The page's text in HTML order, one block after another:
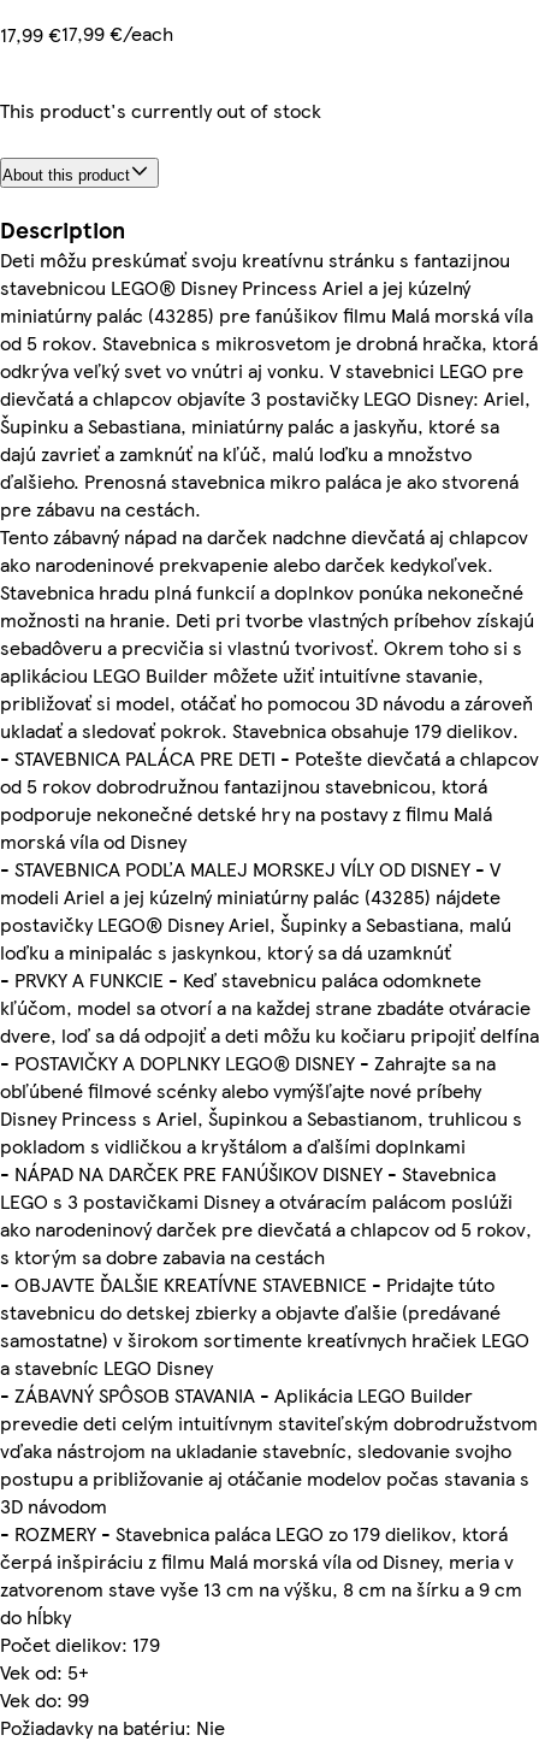
17,99 €17,99 €/each
This product's currently out of stock
About this product
Description
Deti môžu preskúmať svoju kreatívnu stránku s fantazijnou
stavebnicou LEGO® Disney Princess Ariel a jej kúzelný
miniatúrny palác (43285) pre fanúšikov filmu Malá morská víla
od 5 rokov. Stavebnica s mikrosvetom je drobná hračka, ktorá
odkrýva veľký svet vo vnútri aj vonku. V stavebnici LEGO pre
dievčatá a chlapcov objavíte 3 postavičky LEGO Disney: Ariel,
Šupinku a Sebastiana, miniatúrny palác a jaskyňu, ktoré sa
dajú zavrieť a zamknúť na kľúč, malú loďku a množstvo
ďalšieho. Prenosná stavebnica mikro paláca je ako stvorená
pre zábavu na cestách.
Tento zábavný nápad na darček nadchne dievčatá aj chlapcov
ako narodeninové prekvapenie alebo darček kedykoľvek.
Stavebnica hradu plná funkcií a doplnkov ponúka nekonečné
možnosti na hranie. Deti pri tvorbe vlastných príbehov získajú
sebadôveru a precvičia si vlastnú tvorivosť. Okrem toho si s
aplikáciou LEGO Builder môžete užiť intuitívne stavanie,
približovať si model, otáčať ho pomocou 3D návodu a zároveň
ukladať a sledovať pokrok. Stavebnica obsahuje 179 dielikov.
- STAVEBNICA PALÁCA PRE DETI - Potešte dievčatá a chlapcov
od 5 rokov dobrodružnou fantazijnou stavebnicou, ktorá
podporuje nekonečné detské hry na postavy z filmu Malá
morská víla od Disney
- STAVEBNICA PODĽA MALEJ MORSKEJ VÍLY OD DISNEY - V
modeli Ariel a jej kúzelný miniatúrny palác (43285) nájdete
postavičky LEGO® Disney Ariel, Šupinky a Sebastiana, malú
loďku a minipalác s jaskynkou, ktorý sa dá uzamknúť
- PRVKY A FUNKCIE - Keď stavebnicu paláca odomknete
kľúčom, model sa otvorí a na každej strane zbadáte otváracie
dvere, loď sa dá odpojiť a deti môžu ku kočiaru pripojiť delfína
- POSTAVIČKY A DOPLNKY LEGO® DISNEY - Zahrajte sa na
obľúbené filmové scénky alebo vymýšľajte nové príbehy
Disney Princess s Ariel, Šupinkou a Sebastianom, truhlicou s
pokladom s vidličkou a kryštálom a ďalšími doplnkami
- NÁPAD NA DARČEK PRE FANÚŠIKOV DISNEY - Stavebnica
LEGO s 3 postavičkami Disney a otváracím palácom poslúži
ako narodeninový darček pre dievčatá a chlapcov od 5 rokov,
s ktorým sa dobre zabavia na cestách
- OBJAVTE ĎALŠIE KREATÍVNE STAVEBNICE - Pridajte túto
stavebnicu do detskej zbierky a objavte ďalšie (predávané
samostatne) v širokom sortimente kreatívnych hračiek LEGO
a stavebníc LEGO Disney
- ZÁBAVNÝ SPÔSOB STAVANIA - Aplikácia LEGO Builder
prevedie deti celým intuitívnym staviteľským dobrodružstvom
vďaka nástrojom na ukladanie stavebníc, sledovanie svojho
postupu a približovanie aj otáčanie modelov počas stavania s
3D návodom
- ROZMERY - Stavebnica paláca LEGO zo 179 dielikov, ktorá
čerpá inšpiráciu z filmu Malá morská víla od Disney, meria v
zatvorenom stave vyše 13 cm na výšku, 8 cm na šírku a 9 cm
do hĺbky
Počet dielikov: 179
Vek od: 5+
Vek do: 99
Požiadavky na batériu: Nie